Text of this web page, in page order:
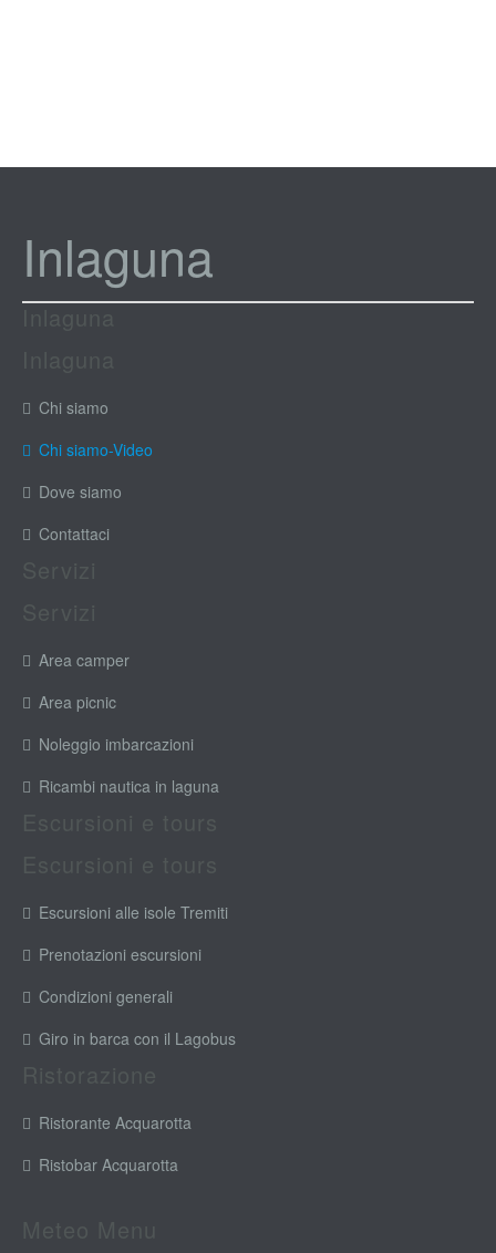
Inlaguna
Chi siamo
Chi siamo-Video
Dove siamo
Contattaci
Area camper
Area picnic
Noleggio imbarcazioni
Ricambi nautica in laguna
Escursioni alle isole Tremiti
Prenotazioni escursioni
Condizioni generali
Giro in barca con il Lagobus
Ristorante Acquarotta
Ristobar Acquarotta